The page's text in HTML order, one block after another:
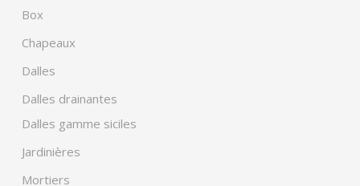
Box
Chapeaux
Dalles
Dalles drainantes
Dalles gamme siciles
Jardinières
Mortiers